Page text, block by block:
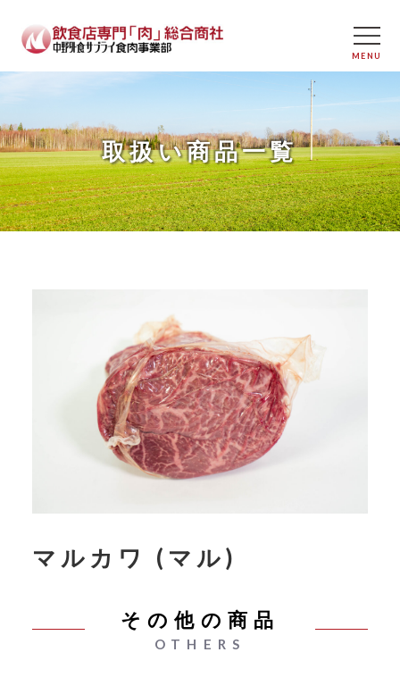
取扱い商品一覧
マルカワ (マル)
その他の商品
OTHERS